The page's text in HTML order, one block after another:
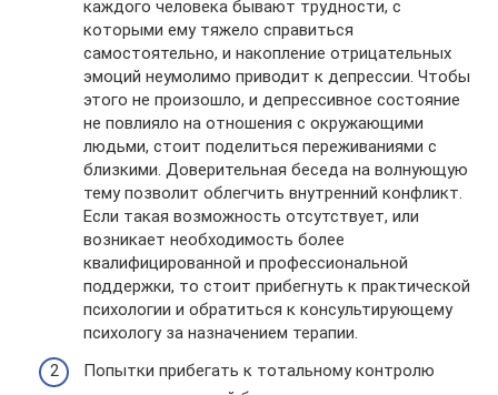
каждого человека бывают трудности, с
которыми ему тяжело справиться
самостоятельно, и накопление отрицательных
эмоций неумолимо приводит к депрессии. Чтобы
этого не произошло, и депрессивное состояние
не повлияло на отношения с окружающими
людьми, стоит поделиться переживаниями с
близкими. Доверительная беседа на волнующую
тему позволит облегчить внутренний конфликт.
Если такая возможность отсутствует, или
возникает необходимость более
квалифицированной и профессиональной
поддержки, то стоит прибегнуть к практической
психологии и обратиться к консультирующему
психологу за назначением терапии.
Попытки прибегать к тотальному контролю